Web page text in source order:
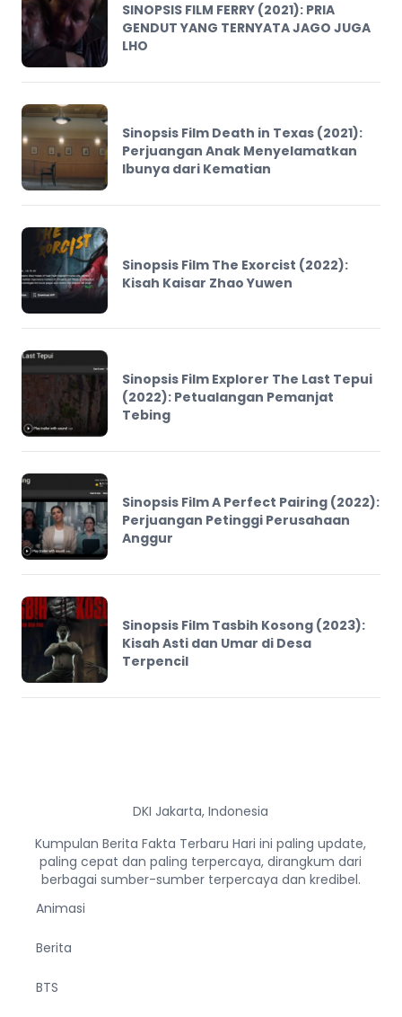
SINOPSIS FILM FERRY (2021): PRIA
GENDUT YANG TERNYATA JAGO JUGA
LHO
Sinopsis Film Death in Texas (2021):
Perjuangan Anak Menyelamatkan
Ibunya dari Kematian
Sinopsis Film The Exorcist (2022):
Kisah Kaisar Zhao Yuwen
Sinopsis Film Explorer The Last Tepui
(2022): Petualangan Pemanjat
Tebing
Sinopsis Film A Perfect Pairing (2022):
Perjuangan Petinggi Perusahaan
Anggur
Sinopsis Film Tasbih Kosong (2023):
Kisah Asti dan Umar di Desa
Terpencil
DKI Jakarta, Indonesia
Kumpulan Berita Fakta Terbaru Hari ini paling update,
paling cepat dan paling terpercaya, dirangkum dari
berbagai sumber-sumber terpercaya dan kredibel.
Animasi
Berita
BTS